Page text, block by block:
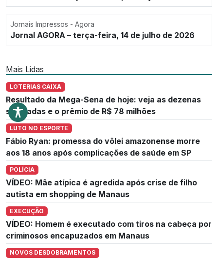
Jornais Impressos - Agora
Jornal AGORA – terça-feira, 14 de julho de 2026
Mais Lidas
LOTERIAS CAIXA
Resultado da Mega-Sena de hoje: veja as dezenas
sorteadas e o prêmio de R$ 78 milhões
LUTO NO ESPORTE
Fábio Ryan: promessa do vôlei amazonense morre
aos 18 anos após complicações de saúde em SP
POLÍCIA
VÍDEO: Mãe atípica é agredida após crise de filho
autista em shopping de Manaus
EXECUÇÃO
VÍDEO: Homem é executado com tiros na cabeça por
criminosos encapuzados em Manaus
NOVOS DESDOBRAMENTOS